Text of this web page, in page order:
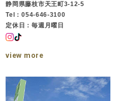
静岡県藤枝市天王町3-12-5
Tel：054-646-3100
定休日：毎週月曜日
view more